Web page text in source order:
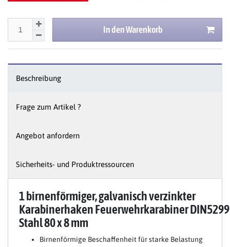
In den Warenkorb
Beschreibung
Frage zum Artikel ?
Angebot anfordern
Sicherheits- und Produktressourcen
1 birnenförmiger, galvanisch verzinkter
Karabinerhaken Feuerwehrkarabiner DIN5299
Stahl 80 x 8 mm
Birnenförmige Beschaffenheit für starke Belastung